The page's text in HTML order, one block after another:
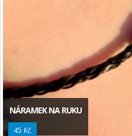
NÁRAMEK NA RUKU
45 Kč